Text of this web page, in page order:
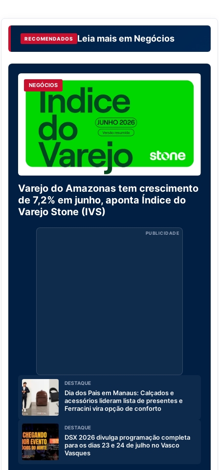
RECOMENDADOS Leia mais em Negócios
NEGÓCIOS
Varejo do Amazonas tem crescimento
de 7,2% em junho, aponta Índice do
Varejo Stone (IVS)
PUBLICIDADE
DESTAQUE
Dia dos Pais em Manaus: Calçados e
acessórios lideram lista de presentes e
Ferracini vira opção de conforto
DESTAQUE
DSX 2026 divulga programação completa
para os dias 23 e 24 de julho no Vasco
Vasques